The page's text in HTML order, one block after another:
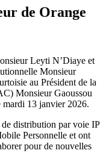
Leyti N’Diaye et
Monsieur
au Président de la
Monsieur Gaoussou
13 janvier 2026.
de distribution par voie IP
Personnelle et ont
pour de nouvelles